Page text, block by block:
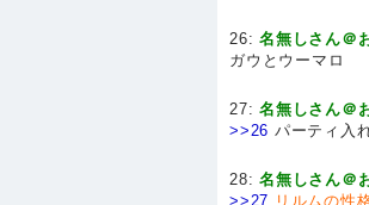
26:名無しさん＠
ガウとウーマロ
27:名無しさん＠
>>26 パーティ入
28:名無しさん＠
>>27 リルムの性